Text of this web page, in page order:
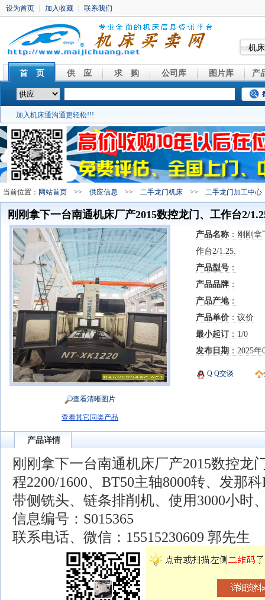
机
首 页 供 应 求 购 公司库 图片库 产
加入机床通沟通更轻松!!!
当前位置： 网站首页 >> 供应信息 >> 二手龙门机床 >> 二手龙门加工中心
刚刚拿下一台南通机床厂产2015数控龙门、工作台2/
查看清晰图片
查看其它同类产品
产品名称 ：刚刚
作台2/1.25.
产品型号 ：
产品品牌 ：
产品产地：
产品单价 ：议价
最小起订：1/0
发布日期 ：2025
Q Q交谈
产品详情
刚刚拿下一台南通机床厂产2015数控龙
程2200/1600、BT50主轴8000转、发那
带侧铣头、链条排削机、使用3000小时
信息编号：S015365
联系电话、微信：15515230609 郭先生